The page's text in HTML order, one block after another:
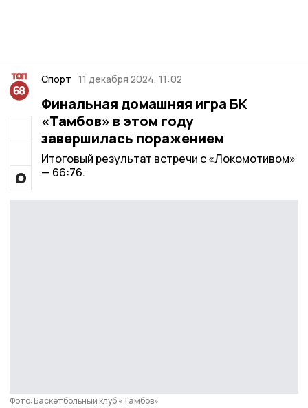
Спорт 11 декабря 2024, 11:02
Финальная домашняя игра БК
«Тамбов» в этом году
завершилась поражением
Итоговый результат встречи с «Локомотивом»
— 66:76.
Фото: Баскетбольный клуб «Тамбов»